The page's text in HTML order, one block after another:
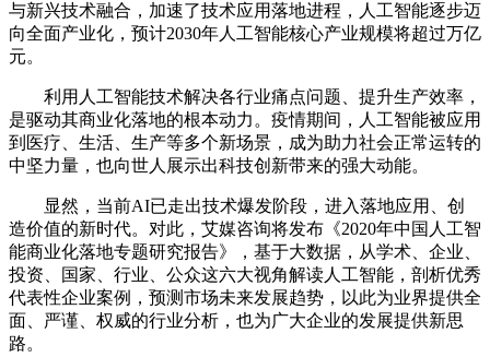
与新兴技术融合，加速了技术应用落地进程，人工智能逐步迈
向全面产业化，预计2030年人工智能核心产业规模将超过万亿
元。
利用人工智能技术解决各行业痛点问题、提升生产效率，
是驱动其商业化落地的根本动力。疫情期间，人工智能被应用
到医疗、生活、生产等多个新场景，成为助力社会正常运转的
中坚力量，也向世人展示出科技创新带来的强大动能。
显然，当前AI已走出技术爆发阶段，进入落地应用、创
造价值的新时代。对此，艾媒咨询将发布《2020年中国人工智
能商业化落地专题研究报告》，基于大数据，从学术、企业、
投资、国家、行业、公众这六大视角解读人工智能，剖析优秀
代表性企业案例，预测市场未来发展趋势，以此为业界提供全
面、严谨、权威的行业分析，也为广大企业的发展提供新思
路。